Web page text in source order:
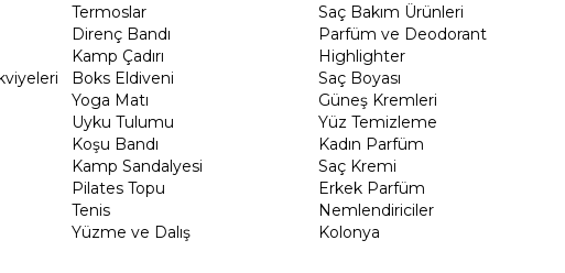
Termoslar
Direnç Bandı
Kamp Çadırı
Boks Eldiveni
Yoga Matı
Uyku Tulumu
Koşu Bandı
Kamp Sandalyesi
Pilates Topu
Tenis
Yüzme ve Dalış
Saç Bakım Ürünleri
Parfüm ve Deodorant
Highlighter
Saç Boyası
Güneş Kremleri
Yüz Temizleme
Kadın Parfüm
Saç Kremi
Erkek Parfüm
Nemlendiriciler
Kolonya